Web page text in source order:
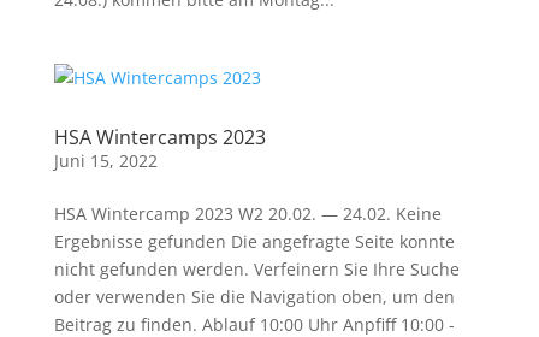
HSA Wintercamps 2023
Juni 15, 2022
HSA Wintercamp 2023 W2 20.02. — 24.02. Keine
Ergebnisse gefunden Die angefragte Seite konnte
nicht gefunden werden. Verfeinern Sie Ihre Suche
oder verwenden Sie die Navigation oben, um den
Beitrag zu finden. Ablauf 10:00 Uhr Anpfiff 10:00 -